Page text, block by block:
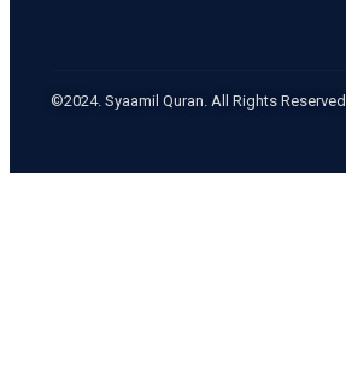
©2024. Syaamil Quran. All Rights Reserved.